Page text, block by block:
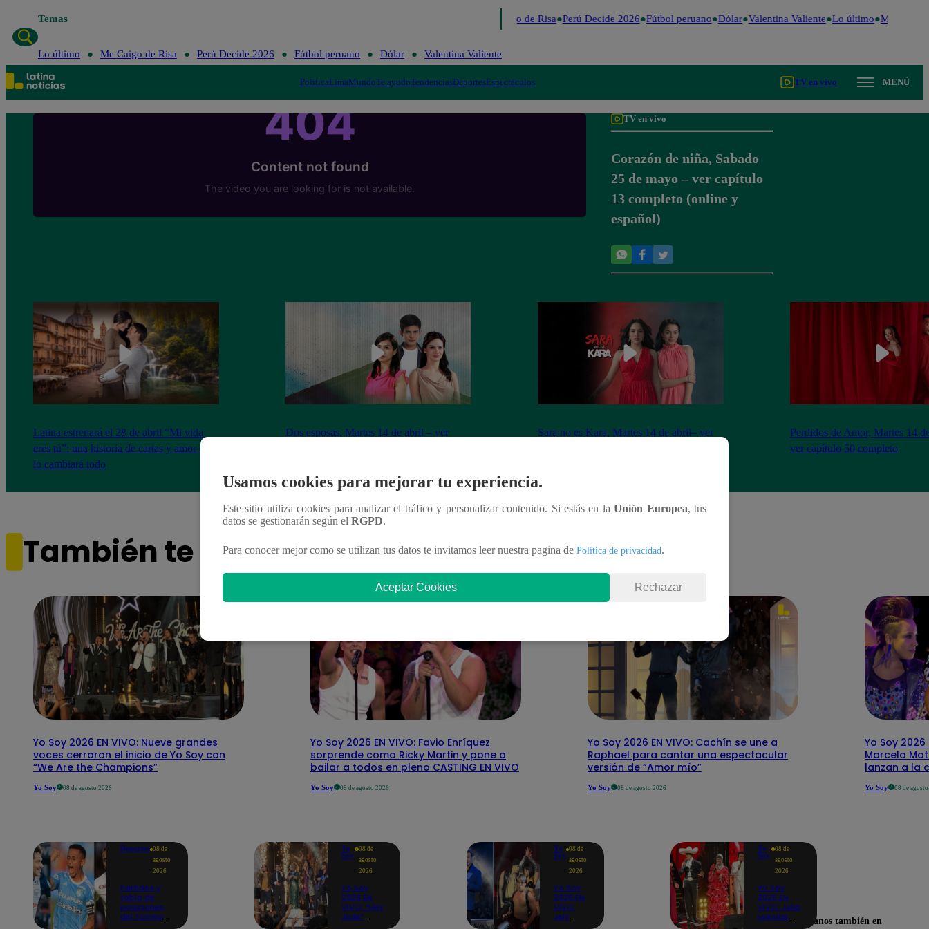
Temas Me Caigo de Risa Perú Decide 2026 Fútbol peruano Dólar Valentina Valiente Lo último Me Caigo
Lo último Me Caigo de Risa Perú Decide 2026 Fútbol peruano Dólar Valentina Valiente
PolíticaLimaMundoTe ayudoTendenciasDeportesEspectáculos TV en vivo MENÚ
TV en vivo
Corazón de niña, Sabado
25 de mayo – ver capítulo
13 completo (online y
español)
Latina estrenará el 28 de abril “Mi vida
eres tú”: una historia de cartas y amor que
lo cambiará todo
Dos esposas, Martes 14 de abril – ver
Sara no es Kara, Martes 14 de abril– ver
Perdidos de Amor, Martes 14
ver capítulo 50 completo
También te puede interesar
Yo Soy 2026 EN VIVO: Nueve grandes
voces cerraron el inicio de Yo Soy con
“We Are the Champions”
Yo Soy 08 de agosto 2026
Yo Soy 2026 EN VIVO: Favio Enríquez
sorprende como Ricky Martin y pone a
bailar a todos en pleno CASTING EN VIVO
Yo Soy 08 de agosto 2026
Yo Soy 2026 EN VIVO: Cachín se une a
Raphael para cantar una espectacular
versión de “Amor mío”
Yo Soy 08 de agosto 2026
Yo Soy 2026
Marcelo
lanzan a la
Yo Soy 08 de
Deportes 08 de
agosto
2026
Partidos y
tabla de
posiciones
del Torneo
Yo
Soy
08 de
agosto
2026
Yo Soy
2026 EN
VIVO: “Hey
Jude”
Yo
Soy
08 de
agosto
2026
Yo Soy
2026 EN
VIVO:
Jely
Yo
Soy
08 de
agosto
2026
Yo Soy
2026 EN
VIVO: Julio
Iglesias,
Usamos cookies para mejorar tu experiencia.
Este sitio utiliza cookies para analizar el tráfico y personalizar contenido. Si estás en laUnión Europea, tus
datos se gestionarán según el RGPD.
Para conocer mejor como se utilizan tus datos te invitamos leer nuestra pagina de Política de privacidad.
Aceptar Cookies Rechazar
Encuéntranos también en